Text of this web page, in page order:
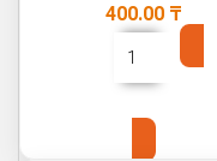
400.00 ₸